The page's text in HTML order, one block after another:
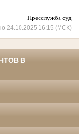
Пресслужба суда
24.10.2025 16:15 (МСК)
В